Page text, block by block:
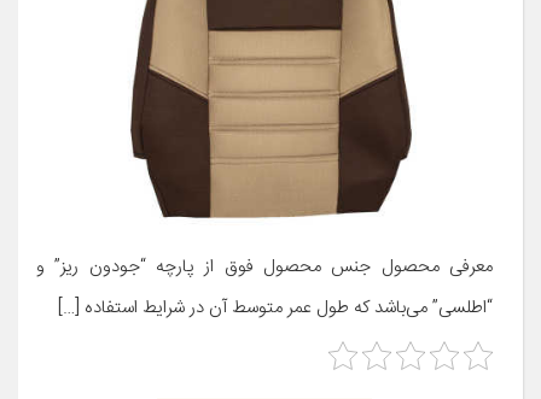
معرفی محصول جنس محصول فوق از پارچه “جودون ریز” و
“اطلسی” می‌باشد که طول عمر متوسط آن در شرایط استفاده […]